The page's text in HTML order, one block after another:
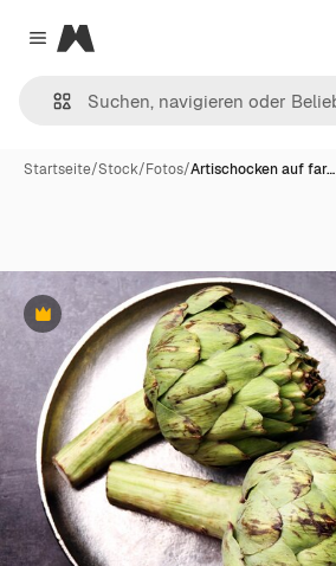
Close menu
Magnific
Startseite/Stock/Fotos/Artischocken auf far…
Premium